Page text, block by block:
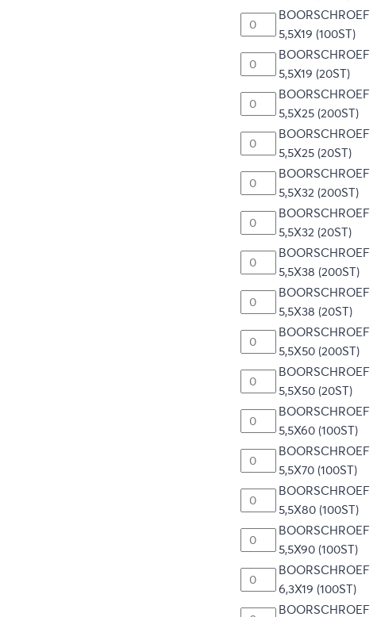
5,5X19 (100ST)
5,5X19 (20ST)
5,5X25 (200ST)
5,5X25 (20ST)
5,5X32 (200ST)
5,5X32 (20ST)
5,5X38 (200ST)
5,5X38 (20ST)
5,5X50 (200ST)
5,5X50 (20ST)
5,5X60 (100ST)
5,5X70 (100ST)
5,5X80 (100ST)
5,5X90 (100ST)
6,3X19 (100ST)